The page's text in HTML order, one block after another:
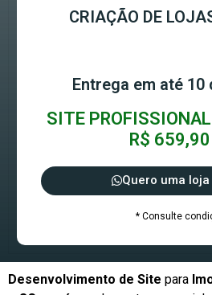
CRIAÇÃO DE
Entrega em até
SITE
R$
Quero uma loja
* Consulte
Desenvolvimento de Site para